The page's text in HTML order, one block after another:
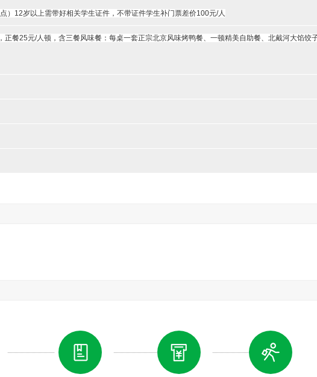
府—【北大校园或清华大学】：迈进心目中神圣殿堂、领略百年名校风
动，聆听北大老师的专场讲座，体育场参加亲子运动会游戏互动。下午北
主席《浪淘沙•北戴河》的磅礴气魄，俯瞰大潮坪壮观景色，观沧海、赏
），北京中餐后乘黄包车游览北京胡同，感受北京爷文化+游览“人间 神
票120，90分钟），参观被称为“老北京醉美的地方”、燕京小八景“银锭
）12岁以上需带好相关学生证件，不带证件学生补门票差价100元/人
正餐25元/人顿，含三餐风味餐：每桌一套正宗北京风味烤鸭餐、一顿精美自助餐、北戴河大馅饺